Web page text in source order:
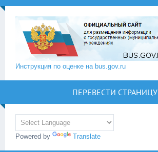
Инструкция по оценке на bus.gov.ru
ПЕРЕВЕСТИ СТРАНИЦУ
Powered by Translate